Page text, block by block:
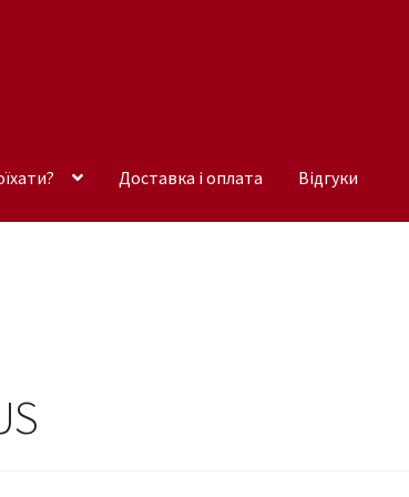
Доставка і оплата Відгуки